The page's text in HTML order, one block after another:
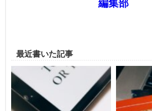
最近書いた記事